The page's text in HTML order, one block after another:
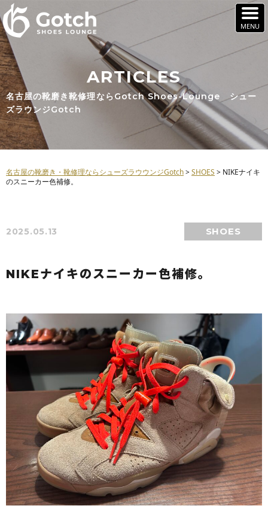
ARTICLES
名古屋の靴磨き靴修理ならGotch Shoes-Lounge シュー
ズラウンジGotch
名古屋の靴磨き・靴修理ならシューズラウウンジGotch>SHOES > NIKEナイキ
のスニーカー色補修。
2025.05.13 SHOES
NIKEナイキのスニーカー色補修。